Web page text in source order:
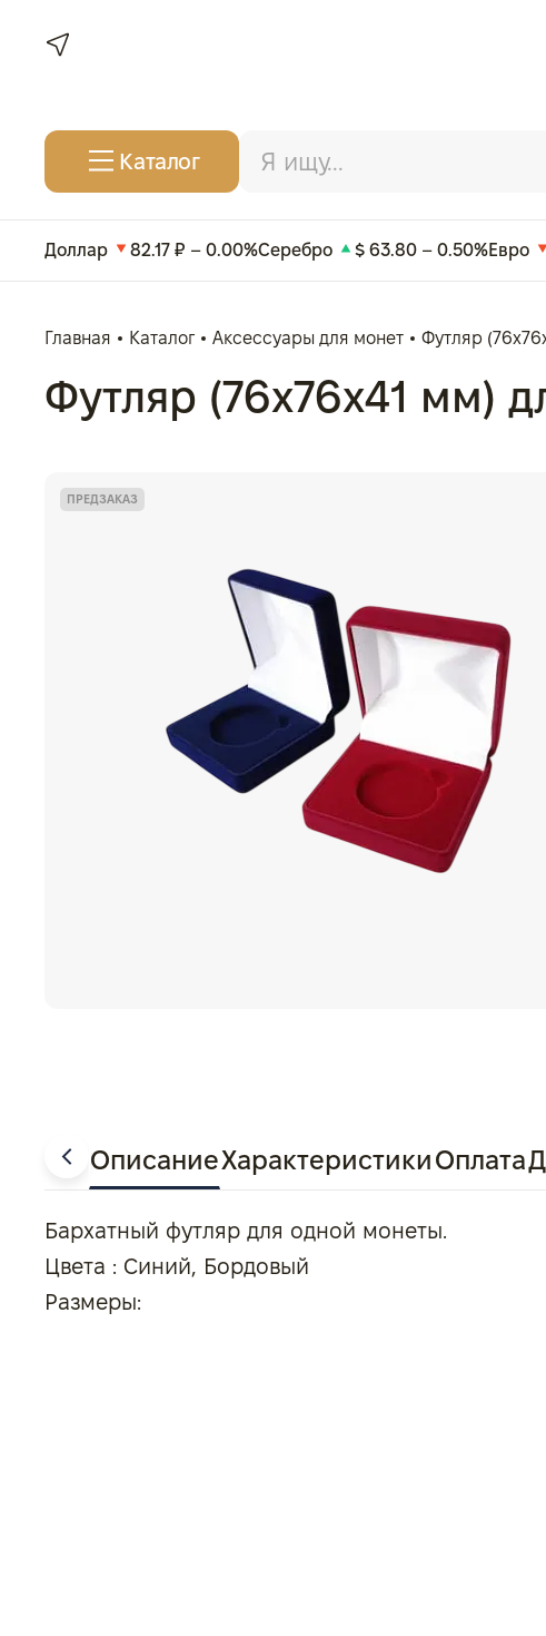
Каталог
Доллар 82.17 ₽ – 0.00%Серебро $ 63.80 – 0.50%Евро
Главная Каталог Аксессуары для монет Футляр
Футляр (76x76x41 мм)
ПРЕДЗАКАЗ
ОписаниеХарактеристикиОплата
Бархатный футляр для одной монеты.
Цвета : Синий, Бордовый
Размеры: